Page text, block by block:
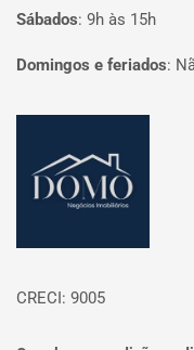
Sábados: 9h às 15h
Domingos e feriados:
CRECI: 9005